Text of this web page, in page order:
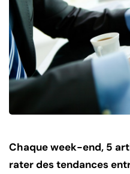
Chaque week-end, 5
rater des tendances